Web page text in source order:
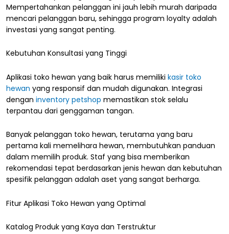
Mempertahankan pelanggan ini jauh lebih murah daripada
mencari pelanggan baru, sehingga program loyalty adalah
investasi yang sangat penting.
Kebutuhan Konsultasi yang Tinggi
Aplikasi toko hewan yang baik harus memiliki kasir toko
hewan yang responsif dan mudah digunakan. Integrasi
dengan inventory petshop memastikan stok selalu
terpantau dari genggaman tangan.
Banyak pelanggan toko hewan, terutama yang baru
pertama kali memelihara hewan, membutuhkan panduan
dalam memilih produk. Staf yang bisa memberikan
rekomendasi tepat berdasarkan jenis hewan dan kebutuhan
spesifik pelanggan adalah aset yang sangat berharga.
Fitur Aplikasi Toko Hewan yang Optimal
Katalog Produk yang Kaya dan Terstruktur